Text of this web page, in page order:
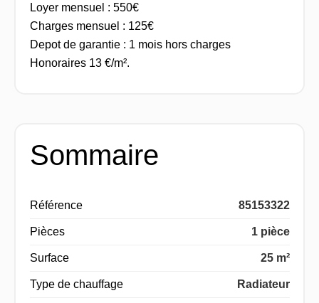
Loyer mensuel : 550€
Charges mensuel : 125€
Depot de garantie : 1 mois hors charges
Honoraires 13 €/m².
Sommaire
Référence 85153322
Pièces 1 pièce
Surface 25 m²
Type de chauffage Radiateur